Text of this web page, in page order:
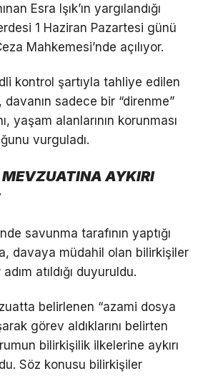
Esra Işık’ın yargılandığı
1 Haziran Pazartesi günü
Mahkemesi’nde açılıyor.
kontrol şartıyla tahliye edilen
davanın sadece bir “direnme”
yaşam alanlarının korunması
vurguladı.
MEVZUATINA AYKIRI
savunma tarafının yaptığı
davaya müdahil olan bilirkişiler
atıldığı duyuruldu.
belirlenen “azami dosya
görev aldıklarını belirten
bilirkişilik ilkelerine aykırı
Söz konusu bilirkişiler